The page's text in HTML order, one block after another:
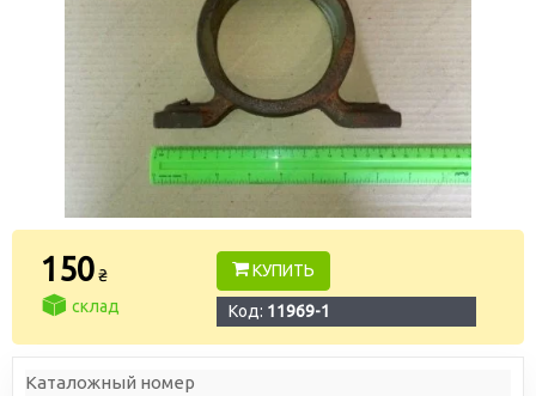
150₴
склад
КУПИТЬ
Код: 11969-1
Каталожный номер